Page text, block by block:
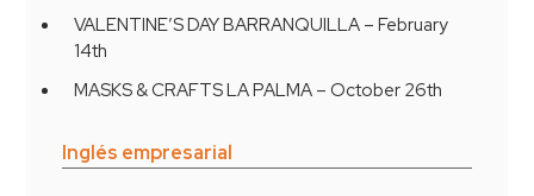
VALENTINE’S DAY BARRANQUILLA – February
14th
MASKS & CRAFTS LA PALMA – October 26th
Inglés empresarial